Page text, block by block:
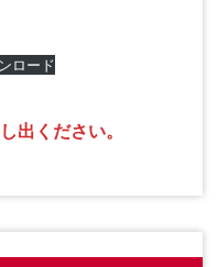
ロード
出ください。